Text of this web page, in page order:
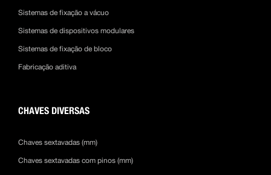
Sistemas de fixação a vácuo
Sistemas de dispositivos modulares
Sistemas de fixação de bloco
Fabricação aditiva
CHAVES DIVERSAS
Chaves sextavadas (mm)
Chaves sextavadas com pinos (mm)